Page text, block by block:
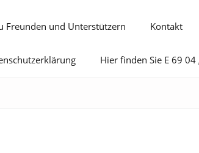
Freunden und Unterstützern Kontakt
Hier finden Sie E 69 04